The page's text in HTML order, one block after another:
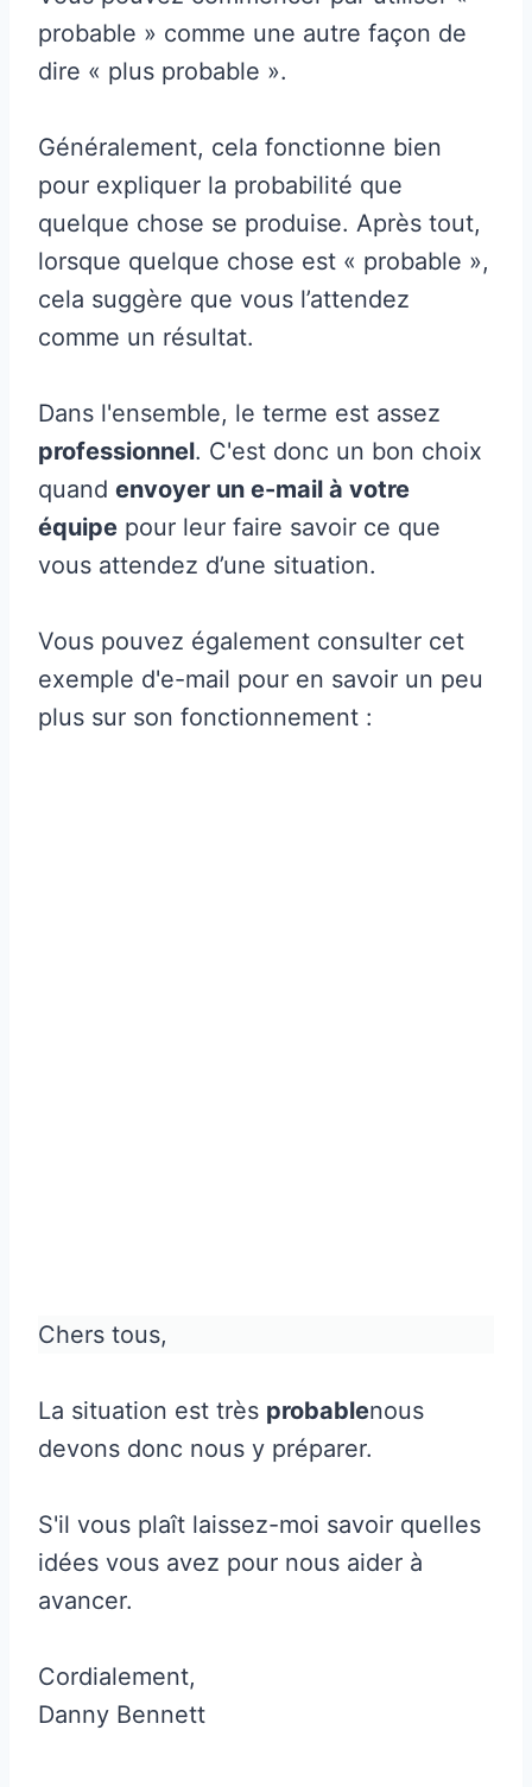
probable » comme une autre façon de
dire « plus probable ».
Généralement, cela fonctionne bien
pour expliquer la probabilité que
quelque chose se produise. Après tout,
lorsque quelque chose est « probable »,
cela suggère que vous l’attendez
comme un résultat.
Dans l'ensemble, le terme est assez
professionnel. C'est donc un bon choix
quand envoyer un e-mail à votre
équipe pour leur faire savoir ce que
vous attendez d’une situation.
Vous pouvez également consulter cet
exemple d'e-mail pour en savoir un peu
plus sur son fonctionnement :
Chers tous,
La situation est très probablenous
devons donc nous y préparer.
S'il vous plaît laissez-moi savoir quelles
idées vous avez pour nous aider à
avancer.
Cordialement,
Danny Bennett